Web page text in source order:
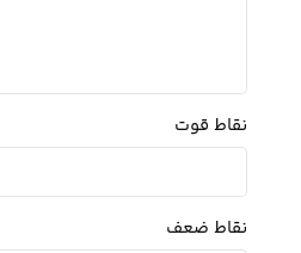
نقاط قوت
نقاط ضعف